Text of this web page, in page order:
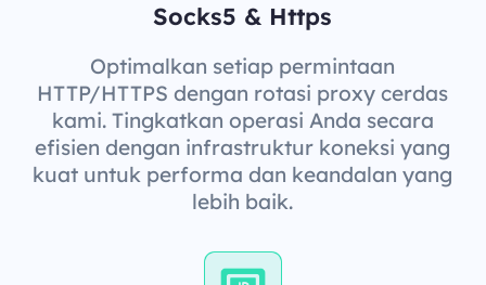
Socks5 & Https
Optimalkan setiap permintaan
HTTP/HTTPS dengan rotasi proxy cerdas
kami. Tingkatkan operasi Anda secara
efisien dengan infrastruktur koneksi yang
kuat untuk performa dan keandalan yang
lebih baik.